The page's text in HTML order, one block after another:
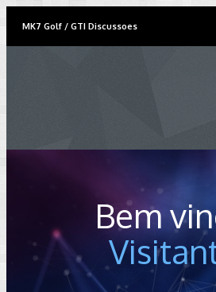
MK7 Golf / GTI Discussoes
Bem